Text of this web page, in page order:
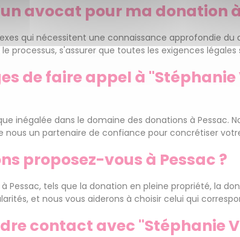
avocat pour ma donation
qui nécessitent une connaissance approfondie
processus, s'assurer que toutes les exigences
de faire appel à
inégalée dans le domaine des donations à Pessac.
un partenaire de confiance pour concrétiser
proposez-vous à Pessac ?
Pessac, tels que la donation en pleine propriété, la
et nous vous aiderons à choisir celui qui
contact avec "Stéphanie